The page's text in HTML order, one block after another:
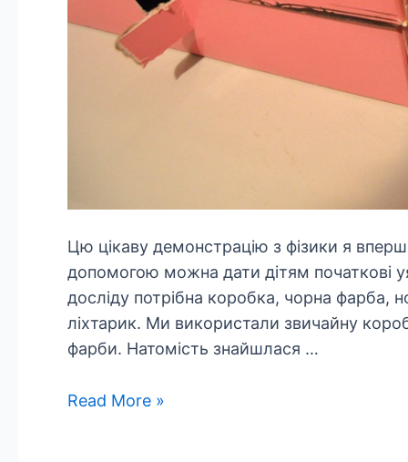
Цю цікаву демонстрацію з фізики я
допомогою можна дати дітям початкові
досліду потрібна коробка, чорна фарба,
ліхтарик. Ми використали звичайну
фарби. Натомість знайшлася …
Властивості
Read More »